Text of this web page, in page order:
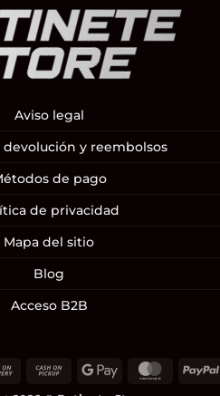
Aviso legal
devolución y reembolsos
de pago
de privacidad
Mapa del sitio
Blog
Acceso B2B
Cash
Cash
Google